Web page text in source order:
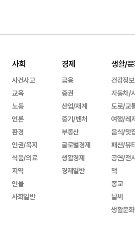
사회
사건사고
교육
노동
언론
환경
인권/복지
식품/의료
지역
인물
사회일반
경제
금융
증권
산업/재계
중기/벤처
부동산
글로벌경제
생활경제
경제일반
생활/
건강정보
자동차/
도로/교
여행/레
음식/맛
패션/뷰
공연/전
책
종교
날씨
생활문